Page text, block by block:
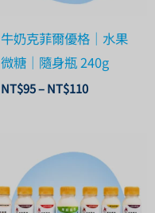
牛奶克菲爾優格｜水果
微糖｜隨身瓶 240g
NT$95– NT$110